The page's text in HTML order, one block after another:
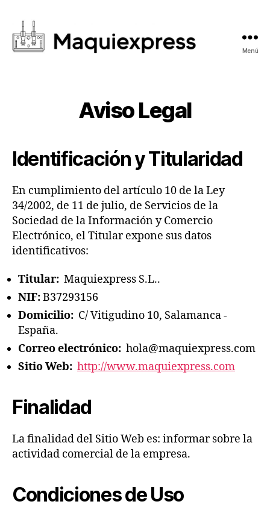
Menú
Aviso Legal
Identificación y Titularidad
En cumplimiento del artículo 10 de la Ley
34/2002, de 11 de julio, de Servicios de la
Sociedad de la Información y Comercio
Electrónico, el Titular expone sus datos
identificativos:
Titular: Maquiexpress S.L..
NIF:B37293156
Domicilio: C/ Vitigudino 10, Salamanca -
España.
Correo electrónico: hola@maquiexpress.com
Sitio Web: http://www.maquiexpress.com
Finalidad
La finalidad del Sitio Web es: informar sobre la
actividad comercial de la empresa.
Condiciones de Uso